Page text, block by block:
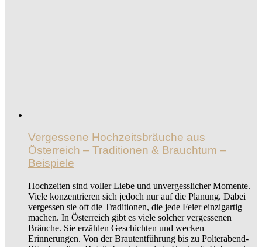
Vergessene Hochzeitsbräuche aus
Österreich – Traditionen & Brauchtum –
Beispiele
Hochzeiten sind voller Liebe und unvergesslicher Momente.
Viele konzentrieren sich jedoch nur auf die Planung. Dabei
vergessen sie oft die Traditionen, die jede Feier einzigartig
machen. In Österreich gibt es viele solcher vergessenen
Bräuche. Sie erzählen Geschichten und wecken
Erinnerungen. Von der Brautentführung bis zu Polterabend-